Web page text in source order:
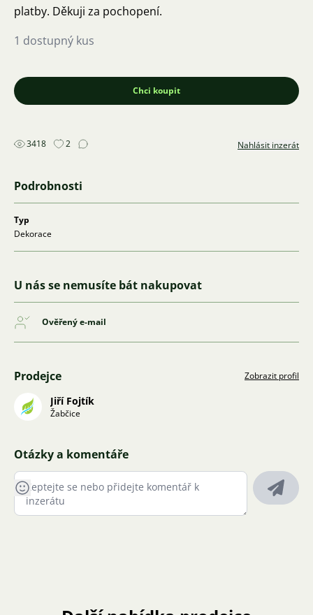
platby. Děkuji za pochopení.
1 dostupný kus
Chci koupit
3418 2 Nahlásit inzerát
Podrobnosti
Typ
Dekorace
U nás se nemusíte bát nakupovat
Ověřený e-mail
Prodejce Zobrazit profil
Jiří Fojtík
Žabčice
Otázky a komentáře